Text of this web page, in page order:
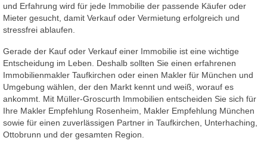
und Erfahrung wird für jede Immobilie der passende Käufer oder
Mieter gesucht, damit Verkauf oder Vermietung erfolgreich und
stressfrei ablaufen.
Gerade der Kauf oder Verkauf einer Immobilie ist eine wichtige
Entscheidung im Leben. Deshalb sollten Sie einen erfahrenen
Immobilienmakler Taufkirchen oder einen Makler für München und
Umgebung wählen, der den Markt kennt und weiß, worauf es
ankommt. Mit Müller-Groscurth Immobilien entscheiden Sie sich für
Ihre Makler Empfehlung Rosenheim, Makler Empfehlung München
sowie für einen zuverlässigen Partner in Taufkirchen, Unterhaching,
Ottobrunn und der gesamten Region.